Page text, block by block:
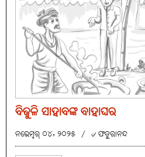
ବିଜୁଳି ସାହାବଙ୍କ ବାହାଘର
ନଭେମ୍ବର୍ ୦୪, ୨୦୨୫ / ୰ ଫତୁରାନନ୍ଦ